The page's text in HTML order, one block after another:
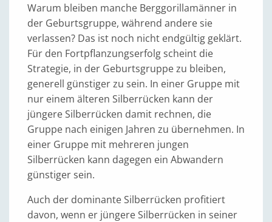
Warum bleiben manche Berggorillamänner in
der Geburtsgruppe, während andere sie
verlassen? Das ist noch nicht endgültig geklärt.
Für den Fortpflanzungserfolg scheint die
Strategie, in der Geburtsgruppe zu bleiben,
generell günstiger zu sein. In einer Gruppe mit
nur einem älteren Silberrücken kann der
jüngere Silberrücken damit rechnen, die
Gruppe nach einigen Jahren zu übernehmen. In
einer Gruppe mit mehreren jungen
Silberrücken kann dagegen ein Abwandern
günstiger sein.
Auch der dominante Silberrücken profitiert
davon, wenn er jüngere Silberrücken in seiner